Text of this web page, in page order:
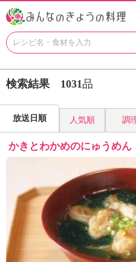
お
い
ピ
を
見
つ
け
よ
。
N
H
K
エ
検索結果 1031品
放送日順 人気順 調
かきとわかめのにゅうめん